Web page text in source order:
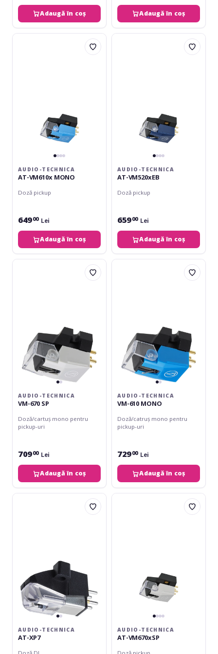
Adaugă în coș Adaugă în coș
Audio-
AUDIO-TECHNICA
AT-VM610x MONO
Doză pickup
64900 Lei
Adaugă în coș
Audio-
AUDIO-TECHNICA
AT-VM520xEB
Doză pickup
65900 Lei
Adaugă în coș
Audio-
AUDIO-TECHNICA
VM-670 SP
Doză/cartuș mono pentru
pickup-uri
70900 Lei
Adaugă în coș
Audio-
AUDIO-TECHNICA
VM-610 MONO
Doză/catruș mono pentru
pickup-uri
72900 Lei
Adaugă în coș
Audio-
AUDIO-TECHNICA
AT-XP7
Audio-
AUDIO-TECHNICA
AT-VM670xSP